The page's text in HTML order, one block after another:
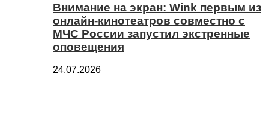
Внимание на экран: Wink первым из
онлайн-кинотеатров совместно с
МЧС России запустил экстренные
оповещения
24.07.2026